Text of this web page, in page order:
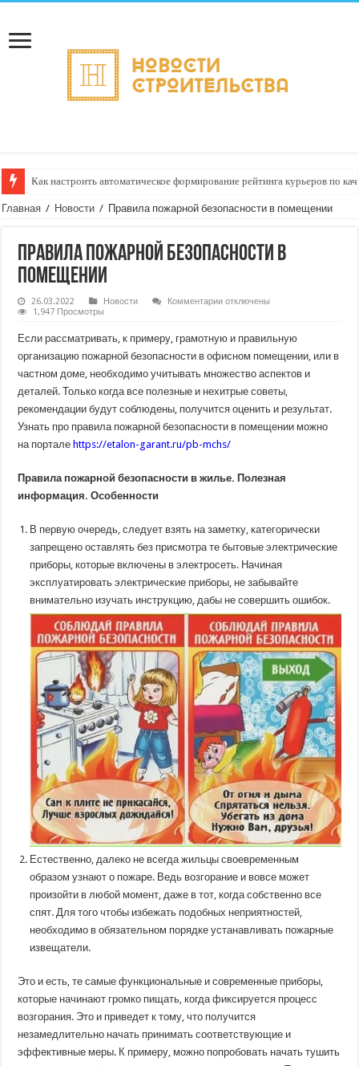
Как настроить автоматическое формирование рейтинга курьеров по
Главная / Новости / Правила пожарной безопасности в помещении
Правила пожарной безопасности в
помещении
26.03.2022 Новости Комментариик
безопасности
в
помещении
отключены
1,947 Просмотры
Если рассматривать, к примеру, грамотную и правильную
организацию пожарной безопасности в офисном помещении, или в
частном доме, необходимо учитывать множество аспектов и
деталей. Только когда все полезные и нехитрые советы,
рекомендации будут соблюдены, получится оценить и результат.
Узнать про правила пожарной безопасности в помещении можно
на портале https://etalon-garant.ru/pb-mchs/
Правила пожарной безопасности в жилье. Полезная
информация. Особенности
В первую очередь, следует взять на заметку, категорически
запрещено оставлять без присмотра те бытовые электрические
приборы, которые включены в электросеть. Начиная
эксплуатировать электрические приборы, не забывайте
внимательно изучать инструкцию, дабы не совершить ошибок.
Естественно, далеко не всегда жильцы своевременным
образом узнают о пожаре. Ведь возгорание и вовсе может
произойти в любой момент, даже в тот, когда собственно все
спят. Для того чтобы избежать подобных неприятностей,
необходимо в обязательном порядке устанавливать пожарные
извещатели.
Это и есть, те самые функциональные и современные приборы,
которые начинают громко пищать, когда фиксируется процесс
возгорания. Это и приведет к тому, что получится
незамедлительно начать принимать соответствующие и
эффективные меры. К примеру, можно попробовать начать тушить